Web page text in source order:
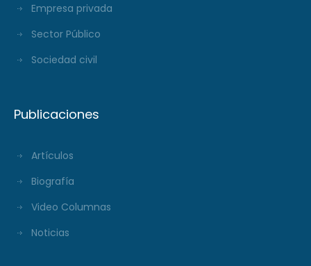
Empresa privada
Sector Público
Sociedad civil
Publicaciones
Artículos
Biografía
Video Columnas
Noticias